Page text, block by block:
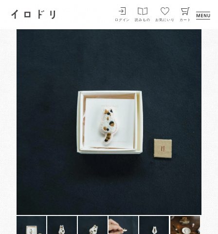
イロドリ
ログイン 読みもの お気にいり カート